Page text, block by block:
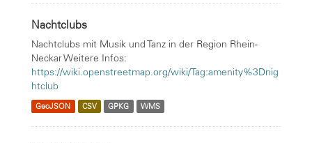
Nachtclubs
Nachtclubs mit Musik und Tanz in der Region Rhein-
Neckar Weitere Infos:
https://wiki.openstreetmap.org/wiki/Tag:amenity%3Dnig
htclub
GeoJSON CSV GPKG WMS